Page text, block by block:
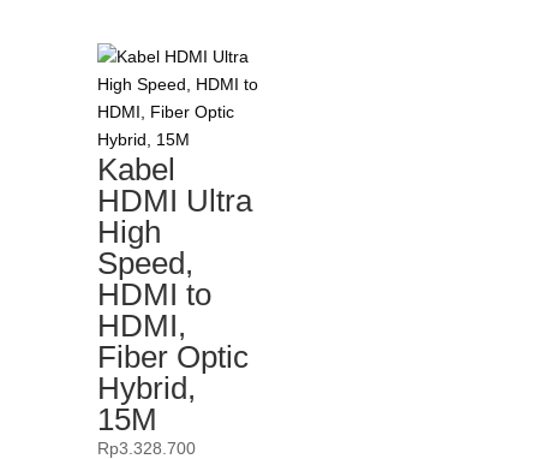
Kabel
HDMI Ultra
High
Speed,
HDMI to
HDMI,
Fiber Optic
Hybrid,
15M
Rp3.328.700